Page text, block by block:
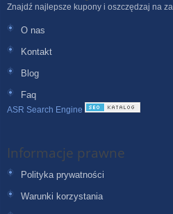
Znajdź najlepsze kupony i oszczędzaj na
O nas
Kontakt
Blog
Faq
ASR Search Engine
Informacje prawne
Polityka prywatności
Warunki korzystania